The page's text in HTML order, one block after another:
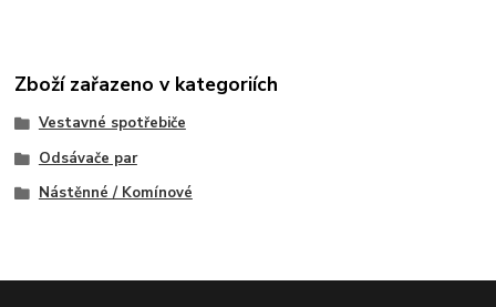
Zboží zařazeno v kategoriích
Vestavné spotřebiče
Odsávače par
Nástěnné / Komínové